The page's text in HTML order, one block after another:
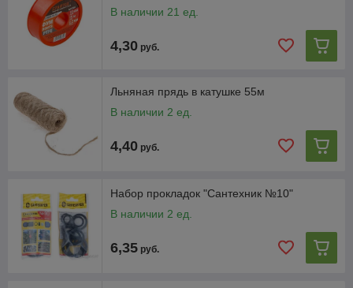
В наличии 21 ед.
4,30 руб.
Льняная прядь в катушке 55м
В наличии 2 ед.
4,40 руб.
Набор прокладок "Сантехник №10"
В наличии 2 ед.
6,35 руб.